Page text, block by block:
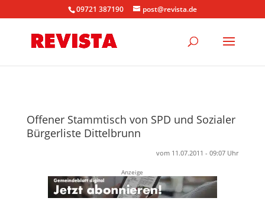
09721 387190 post@revista.de
Offener Stammtisch von SPD und Sozialer
Bürgerliste Dittelbrunn
vom 11.07.2011 - 09:07 Uhr
Anzeige